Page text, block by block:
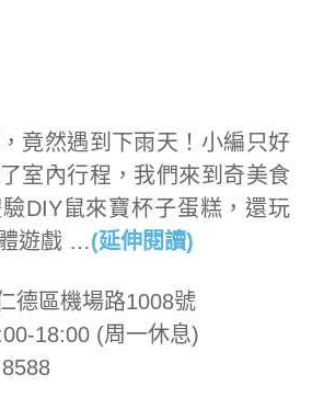
竟然遇到下雨天！小編只好
室內行程，我們來到奇美食
DIY鼠來寶杯子蛋糕，還玩
遊戲 …(延伸閱讀)
德區機場路1008號
18:00 (周一休息)